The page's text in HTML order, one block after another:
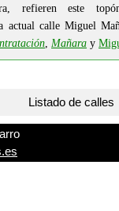
refieren este
actual calle Miguel
, Mañara y
Listado de calles